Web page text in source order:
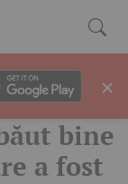
bine
a fost
×